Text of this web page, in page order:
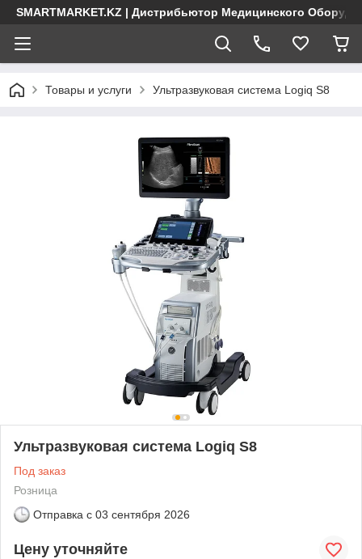
SMARTMARKET.KZ | Дистрибьютор Медицинского
Товары и услуги Ультразвуковая система Logiq S8
Ультразвуковая система Logiq S8
Под заказ
Розница
Отправка с 03 сентября 2026
Цену уточняйте